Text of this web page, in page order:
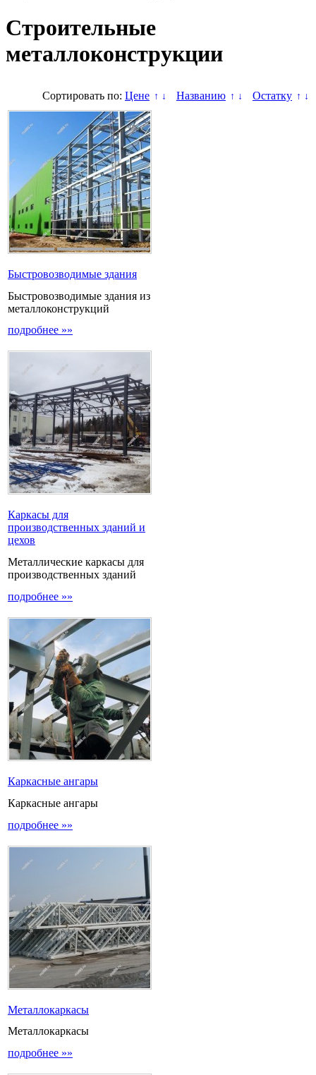
Строительные
металлоконструкции
Сортировать по: Цене ↑ ↓ Названию ↑ ↓ Остатку ↑ ↓
Быстровозводимые здания
Быстровозводимые здания из
металлоконструкций
подробнее »»
Каркасы для
производственных зданий и
цехов
Металлические каркасы для
производственных зданий
подробнее »»
Каркасные ангары
Каркасные ангары
подробнее »»
Металлокаркасы
Металлокаркасы
подробнее »»